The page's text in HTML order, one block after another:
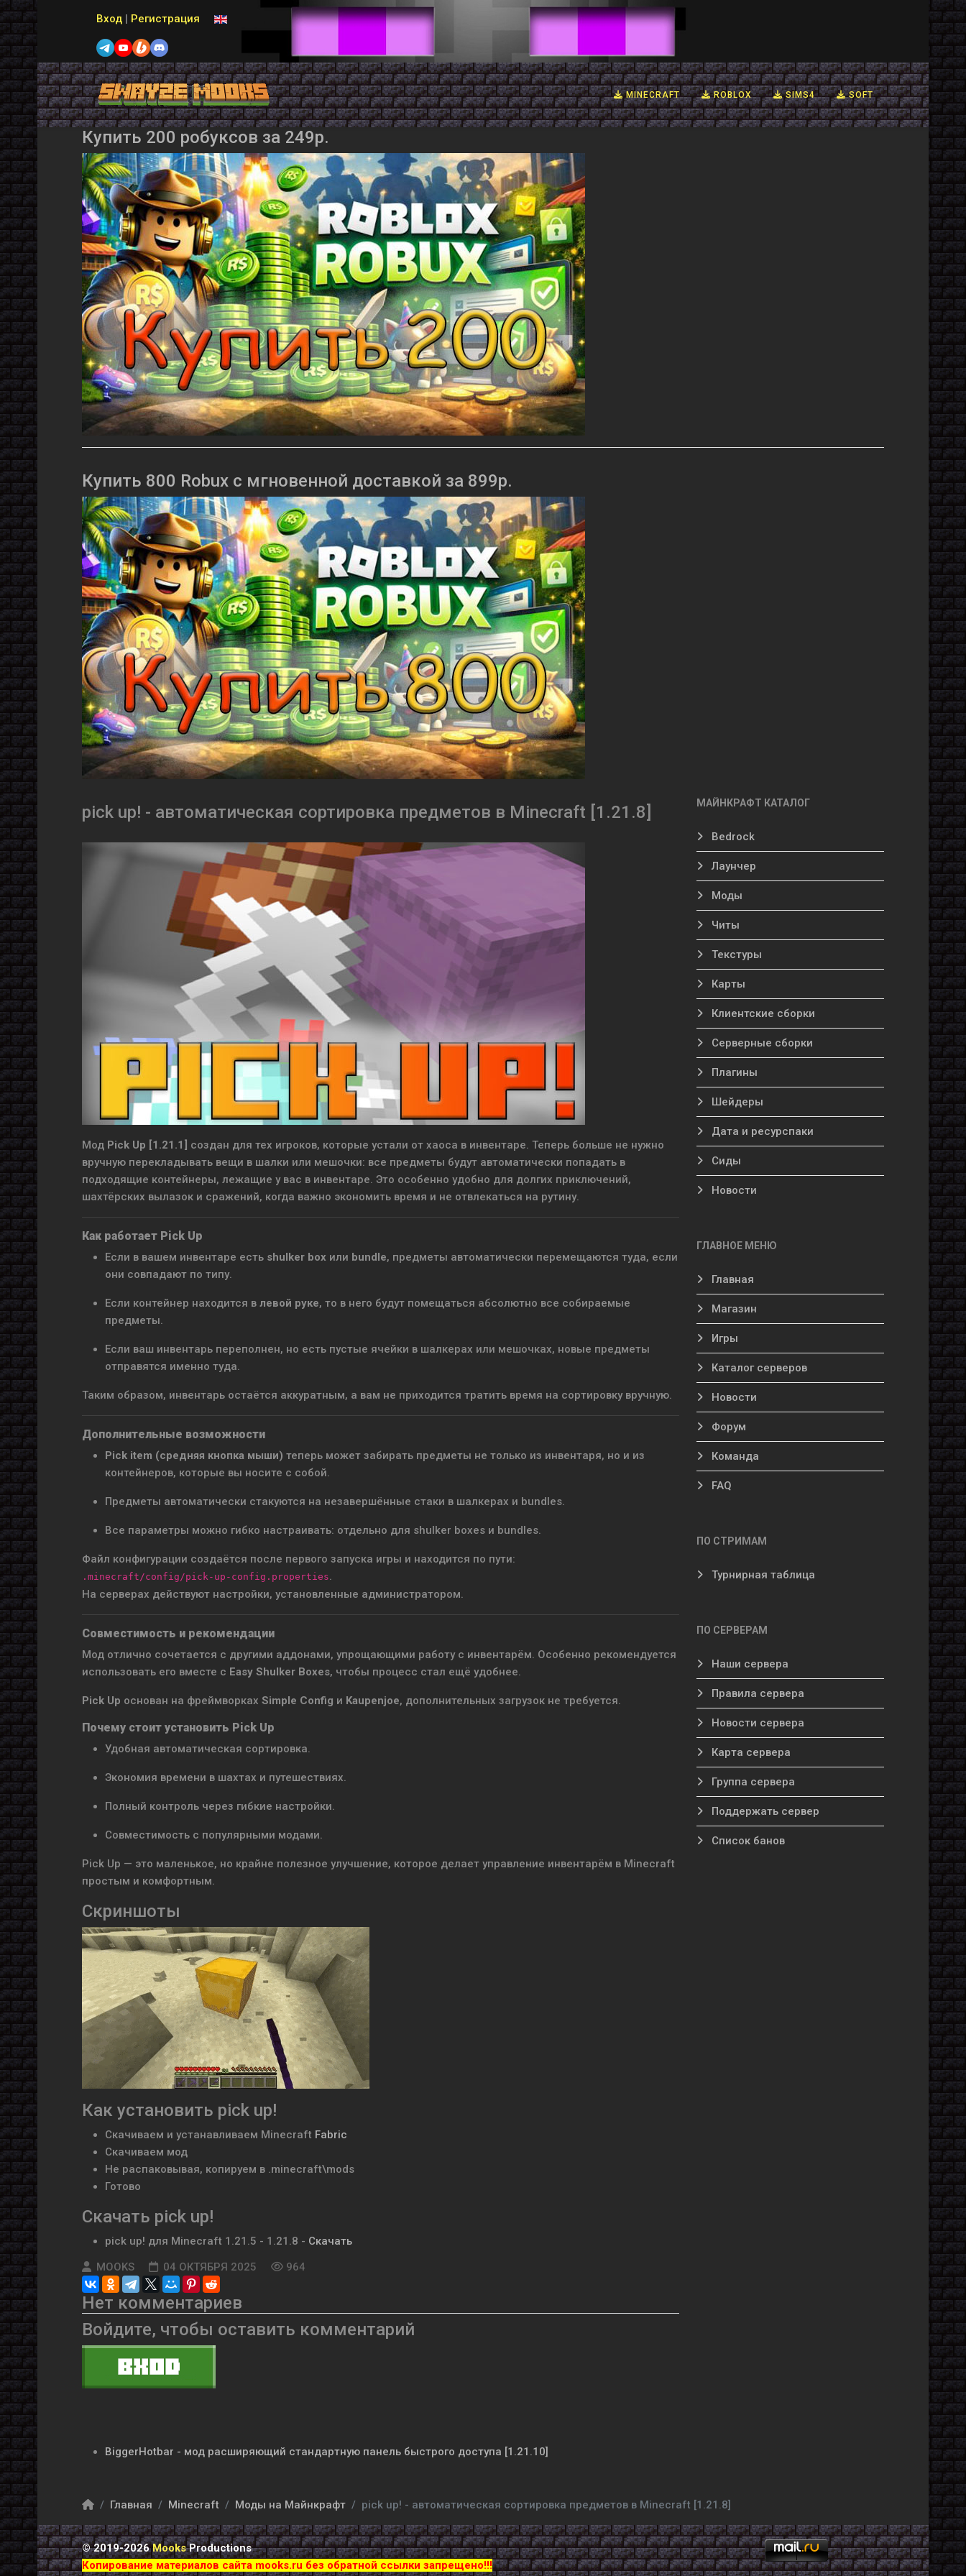
Вход | Регистрация Выберите язык
MINECRAFT ROBLOX SIMS4 SOFT
Купить 200 робуксов за 249р.
Купить 800 Robux с мгновенной доставкой за 899р.
pick up! - автоматическая сортировка предметов в Minecraft [1.21.8]
Мод Pick Up [1.21.1] создан для тех игроков, которые устали от хаоса в инвентаре. Теперь больше не нужно
вручную перекладывать вещи в шалки или мешочки: все предметы будут автоматически попадать в
подходящие контейнеры, лежащие у вас в инвентаре. Это особенно удобно для долгих приключений,
шахтёрских вылазок и сражений, когда важно экономить время и не отвлекаться на рутину.
Как работает Pick Up
Если в вашем инвентаре есть shulker box или bundle, предметы автоматически перемещаются туда, если
они совпадают по типу.
Если контейнер находится в левой руке, то в него будут помещаться абсолютно все собираемые
предметы.
Если ваш инвентарь переполнен, но есть пустые ячейки в шалкерах или мешочках, новые предметы
отправятся именно туда.
Таким образом, инвентарь остаётся аккуратным, а вам не приходится тратить время на сортировку вручную.
Дополнительные возможности
Pick item (средняя кнопка мыши) теперь может забирать предметы не только из инвентаря, но и из
контейнеров, которые вы носите с собой.
Предметы автоматически стакуются на незавершённые стаки в шалкерах и bundles.
Все параметры можно гибко настраивать: отдельно для shulker boxes и bundles.
Файл конфигурации создаётся после первого запуска игры и находится по пути:
.minecraft/config/pick-up-config.properties.
На серверах действуют настройки, установленные администратором.
Совместимость и рекомендации
Мод отлично сочетается с другими аддонами, упрощающими работу с инвентарём. Особенно рекомендуется
использовать его вместе с Easy Shulker Boxes, чтобы процесс стал ещё удобнее.
Pick Up основан на фреймворках Simple Config и Kaupenjoe, дополнительных загрузок не требуется.
Почему стоит установить Pick Up
Удобная автоматическая сортировка.
Экономия времени в шахтах и путешествиях.
Полный контроль через гибкие настройки.
Совместимость с популярными модами.
Pick Up — это маленькое, но крайне полезное улучшение, которое делает управление инвентарём в Minecraft
простым и комфортным.
Скриншоты
Как установить pick up!
Скачиваем и устанавливаем Minecraft Fabric
Скачиваем мод
Не распаковывая, копируем в .minecraft\mods
Готово
Скачать pick up!
pick up! для Minecraft 1.21.5 - 1.21.8 - Скачать
MOOKS
04 ОКТЯБРЯ 2025 964
Нет комментариев
Войдите, чтобы оставить комментарий
МАЙНКРАФТ КАТАЛОГ
Bedrock
Лаунчер
Моды
Читы
Текстуры
Карты
Клиентские сборки
Серверные сборки
Плагины
Шейдеры
Дата и ресурспаки
Сиды
Новости
ГЛАВНОЕ МЕНЮ
Главная
Магазин
Игры
Каталог серверов
Новости
Форум
Команда
FAQ
ПО СТРИМАМ
Турнирная таблица
ПО СЕРВЕРАМ
Наши сервера
Правила сервера
Новости сервера
Карта сервера
Группа сервера
Поддержать сервер
Список банов
BiggerHotbar - мод расширяющий стандартную панель быстрого доступа [1.21.10]
Главная Minecraft Моды на Майнкрафт pick up! - автоматическая сортировка предметов в Minecraft [1.21.8]
© 2019-2026MooksProductions
Копирование материалов сайта mooks.ru без обратной ссылки запрещено!!!